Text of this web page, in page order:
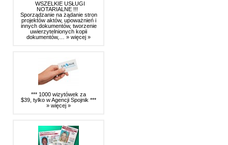
WSZELKIE USŁUGI
NOTARIALNE !!!
Sporządzanie na żądanie stron
projektów aktów, upoważnień i
innych dokumentów, tworzenie
uwierzytelnionych kopii
dokumentów,… » więcej »
*** 1000 wizytówek za
$39, tylko w Agencji Spojnik ***
» więcej »